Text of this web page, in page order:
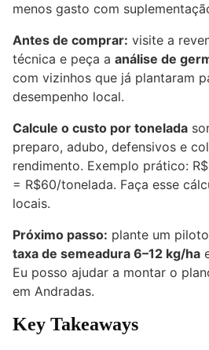
menos gasto com
Antes de comprar: visite a
técnica e peça a análise de
com vizinhos que já plantaram
desempenho local.
Calcule o custo por tonelada
preparo, adubo, defensivos e
rendimento. Exemplo prático:
= R$60/tonelada. Faça esse
locais.
Próximo passo: plante um
taxa de semeadura 6–12 kg/ha
Eu posso ajudar a montar o
em Andradas.
Key Takeaways